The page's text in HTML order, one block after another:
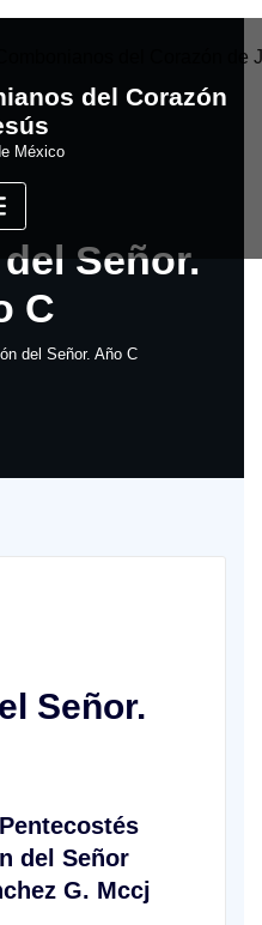
del Corazón
México
Señor.
C
del Señor. Año C
Señor.
del Señor
G. Mccj